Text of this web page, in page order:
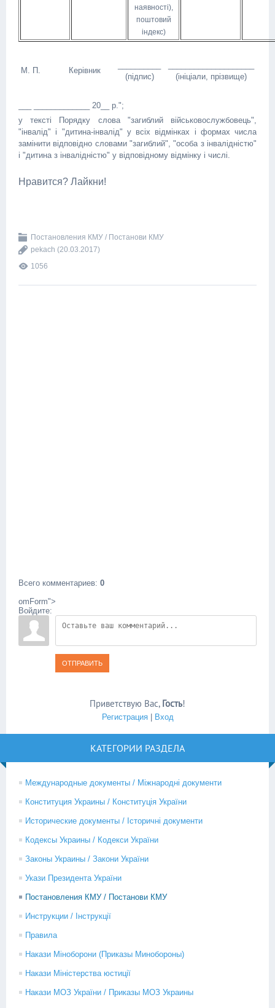
наявності),
поштовий
індекс)
М. П. Керівник
(підпис)
(ініціали, прізвище)
___ _____________ 20__ р.";
у тексті Порядку слова "загиблий військовослужбовець",
"інвалід" і "дитина-інвалід" у всіх відмінках і формах числа
замінити відповідно словами "загиблий", "особа з інвалідністю"
і "дитина з інвалідністю" у відповідному відмінку і числі.
Нравится? Лайкни!
Постановления КМУ / Постанови КМУ
pekach (20.03.2017)
1056
Всего комментариев: 0
omForm">
Войдите:
ОТПРАВИТЬ
Приветствую Вас, Гость!
Регистрация| Вход
КАТЕГОРИИ РАЗДЕЛА
Международные документы / Міжнародні документи
Конституция Украины / Конституція України
Исторические документы / Історичні документи
Кодексы Украины / Кодекси України
Законы Украины / Закони України
Укази Президента України
Постановления КМУ / Постанови КМУ
Инструкции / Інструкції
Правила
Накази Міноборони (Приказы Минобороны)
Накази Міністерства юстиції
Накази МОЗ України / Приказы МОЗ Украины